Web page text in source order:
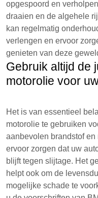
opgespoord en
draaien en de algehele
kan regelmatig
verlengen en ervoor
genieten van deze
Gebruik altijd de
motorolie voor
Het is van essentieel
motorolie te gebruiken
aanbevolen brandstof
ervoor zorgen dat uw
blijft tegen slijtage. Het
helpt ook om de
mogelijke schade te